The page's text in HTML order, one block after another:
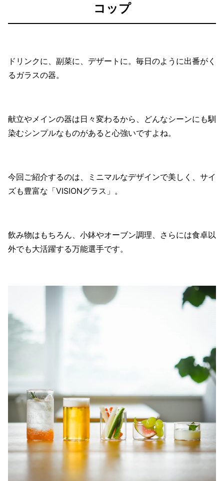
コップ
ドリンクに、副菜に、デザートに。毎日のように出番がく
るガラスの器。
献立やメインの器は日々変わるから、どんなシーンにも馴
染むシンプルなものがあると心強いですよね。
今回ご紹介するのは、ミニマルなデザインで美しく、サイ
ズも豊富な「VISIONグラス」。
飲み物はもちろん、小鉢やオーブン調理、さらには食卓以
外でも大活躍する万能選手です。